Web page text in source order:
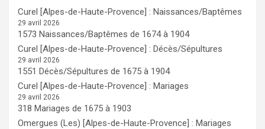
Curel [Alpes-de-Haute-Provence] : Naissances/Baptêmes
29 avril 2026
1573 Naissances/Baptêmes de 1674 à 1904
Curel [Alpes-de-Haute-Provence] : Décès/Sépultures
29 avril 2026
1551 Décès/Sépultures de 1675 à 1904
Curel [Alpes-de-Haute-Provence] : Mariages
29 avril 2026
318 Mariages de 1675 à 1903
Omergues (Les) [Alpes-de-Haute-Provence] : Mariages